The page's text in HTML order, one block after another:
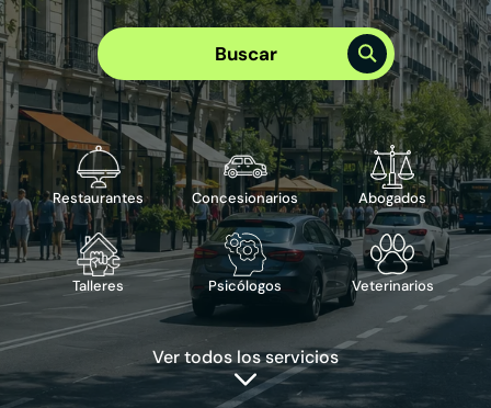
Buscar
Restaurantes Concesionarios Abogados
Talleres Psicólogos Veterinarios
Ver todos los servicios
Te puede interesar
Reserva de cita ›
Reserva de mesa›
Publicidad en Google›
ChatBot IA›
Plan Visibilidad >
Plan Integral >